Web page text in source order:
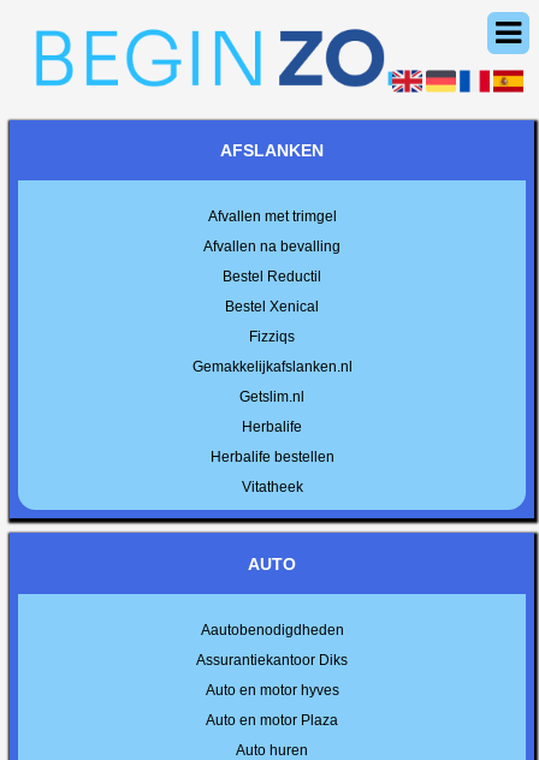
AFSLANKEN
Afvallen met trimgel
Afvallen na bevalling
Bestel Reductil
Bestel Xenical
Fizziqs
Gemakkelijkafslanken.nl
Getslim.nl
Herbalife
Herbalife bestellen
Vitatheek
AUTO
Aautobenodigdheden
Assurantiekantoor Diks
Auto en motor hyves
Auto en motor Plaza
Auto huren